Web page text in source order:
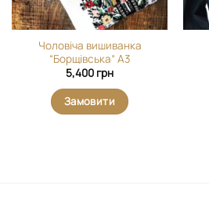
Чоловіча вишиванка
“Борщівська” А3
5,400 грн
Замовити